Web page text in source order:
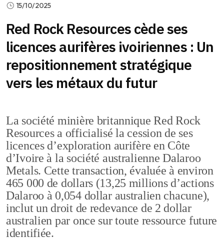
15/10/2025
Red Rock Resources cède ses
licences aurifères ivoiriennes : Un
repositionnement stratégique
vers les métaux du futur
La société minière britannique Red Rock
Resources a officialisé la cession de ses
licences d’exploration aurifère en Côte
d’Ivoire à la société australienne Dalaroo
Metals. Cette transaction, évaluée à environ
465 000 de dollars (13,25 millions d’actions
Dalaroo à 0,054 dollar australien chacune),
inclut un droit de redevance de 2 dollar
australien par once sur toute ressource future
identifiée.